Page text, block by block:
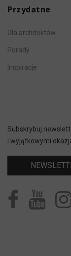
Przydatne
Dla architektów
Porady
Inspiracje
Subskrybuj
i wyjątkowymi